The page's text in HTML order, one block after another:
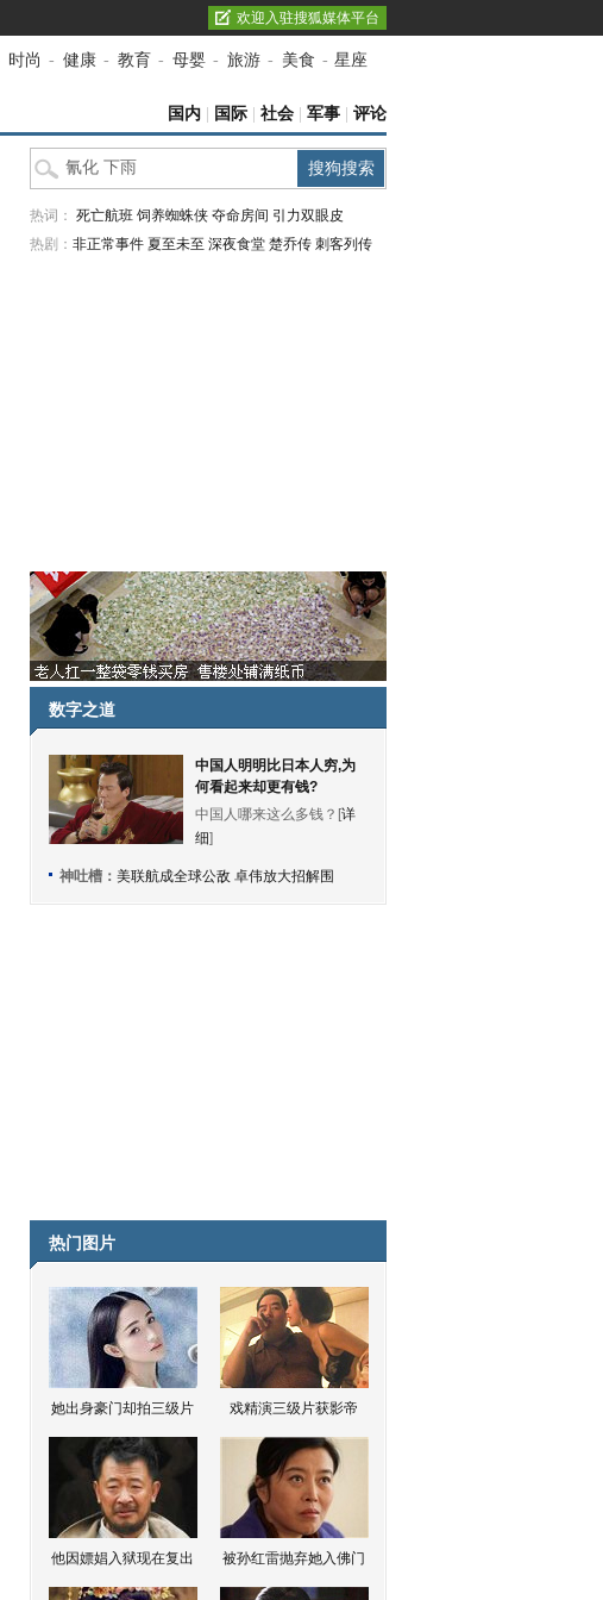
欢迎入驻搜狐媒体平台
时尚 - 健康 - 教育 - 母婴 - 旅游 - 美食 - 星座
国内 国际 社会 军事 评论
热词： 死亡航班 饲养蜘蛛侠 夺命房间 引力双眼皮
热剧： 非正常事件 夏至未至 深夜食堂 楚乔传 刺客列传
数字之道
中国人明明比日本人穷,为
何看起来却更有钱?
中国人哪来这么多钱？[详
细]
神吐槽： 美联航成全球公敌 卓伟放大招解围
热门图片
她出身豪门却拍三级片 戏精演三级片获影帝
他因嫖娼入狱现在复出 被孙红雷抛弃她入佛门